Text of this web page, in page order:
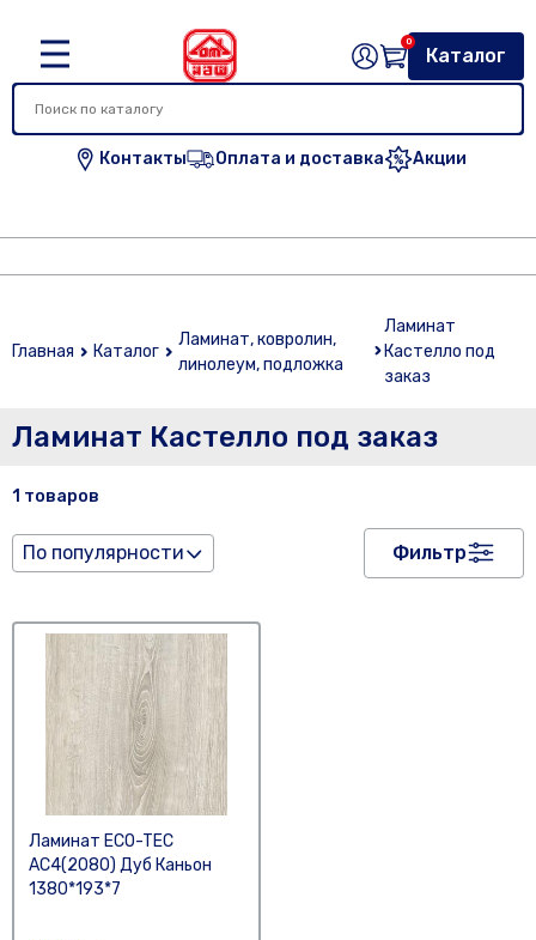
Контакты Оплата и доставка Акции
Каталог
0
Главная Каталог
Ламинат, ковролин,
линолеум, подложка
Ламинат
Кастелло под
заказ
Ламинат Кастелло под заказ
1 товаров
По популярности Фильтр
Ламинат ECO-TEC
AC4(2080) Дуб Каньон
1380*193*7